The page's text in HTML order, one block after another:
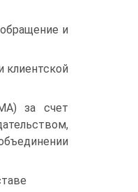
и
клиентской
за счет
составе